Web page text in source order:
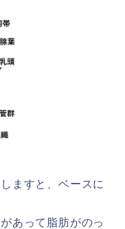
ますと、ベースに
あって脂肪がのっ